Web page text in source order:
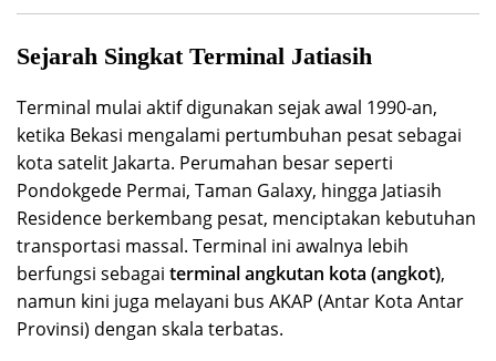
Sejarah Singkat Terminal Jatiasih
Terminal mulai aktif digunakan sejak awal 1990-an,
ketika Bekasi mengalami pertumbuhan pesat sebagai
kota satelit Jakarta. Perumahan besar seperti
Pondokgede Permai, Taman Galaxy, hingga Jatiasih
Residence berkembang pesat, menciptakan kebutuhan
transportasi massal. Terminal ini awalnya lebih
berfungsi sebagai terminal angkutan kota (angkot),
namun kini juga melayani bus AKAP (Antar Kota Antar
Provinsi) dengan skala terbatas.